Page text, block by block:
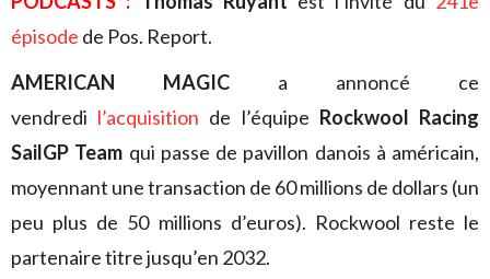
épisode de Pos. Report.
AMERICAN MAGIC a annoncé ce
vendredi l’acquisition de l’équipe Rockwool Racing
SailGP Team qui passe de pavillon danois à américain,
moyennant une transaction de 60 millions de dollars (un
peu plus de 50 millions d’euros). Rockwool reste le
partenaire titre jusqu’en 2032.